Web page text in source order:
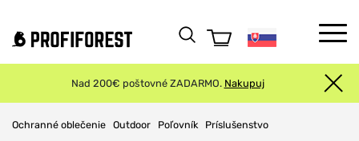
Nad 200€ poštovné ZADARMO. Nakupuj
Ochranné oblečenie Outdoor Poľovník Príslušenstvo